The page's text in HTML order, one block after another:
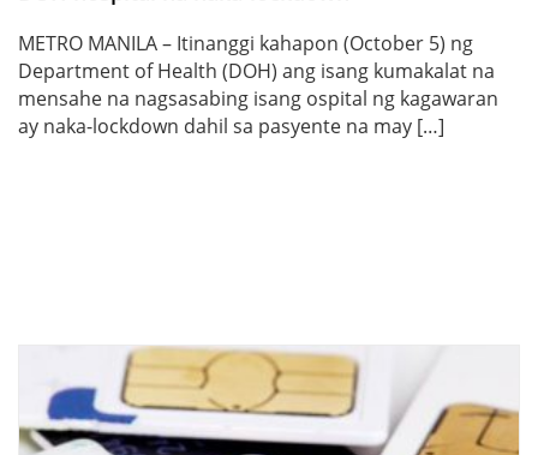
METRO MANILA – Itinanggi kahapon (October 5) ng
Department of Health (DOH) ang isang kumakalat na
mensahe na nagsasabing isang ospital ng kagawaran
ay naka-lockdown dahil sa pasyente na may […]